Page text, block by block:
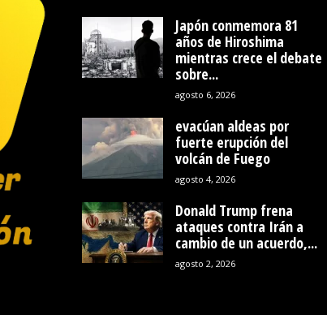
Japón conmemora 81
años de Hiroshima
mientras crece el debate
sobre...
agosto 6, 2026
evacúan aldeas por
fuerte erupción del
volcán de Fuego
agosto 4, 2026
Donald Trump frena
ataques contra Irán a
cambio de un acuerdo,...
agosto 2, 2026